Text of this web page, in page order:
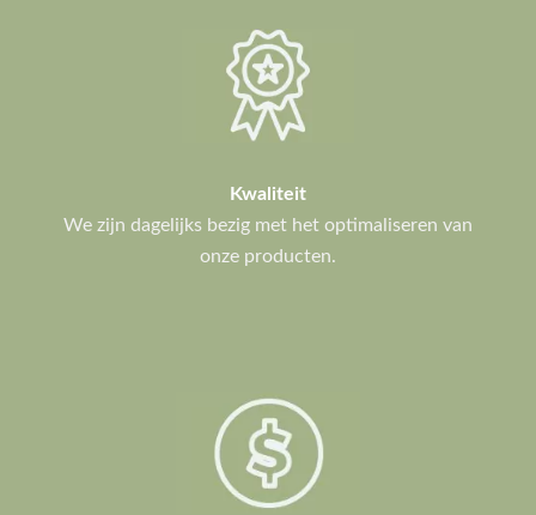
We zijn dagelijks bezig met het optimaliseren van
onze producten.